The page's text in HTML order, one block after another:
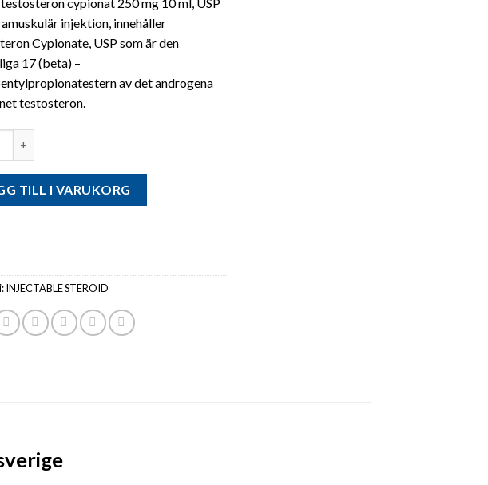
injektion, innehåller
Cypionate, USP som är den
17 (beta) –
av det androgena
testosteron.
TILL I VARUKORG
INJECTABLE STEROID